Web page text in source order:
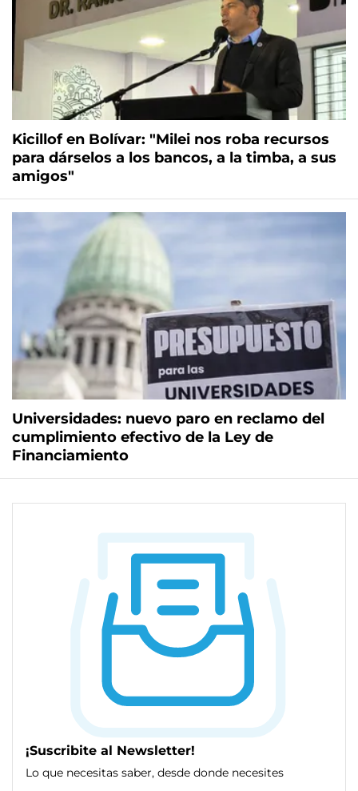
Kicillof en Bolívar: "Milei nos roba recursos
para dárselos a los bancos, a la timba, a sus
amigos"
Universidades: nuevo paro en reclamo del
cumplimiento efectivo de la Ley de
Financiamiento
¡Suscribite al Newsletter!
Lo que necesitas saber, desde donde necesites